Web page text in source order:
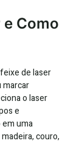
e Como
de laser
marcar
o laser
e
uma
couro,